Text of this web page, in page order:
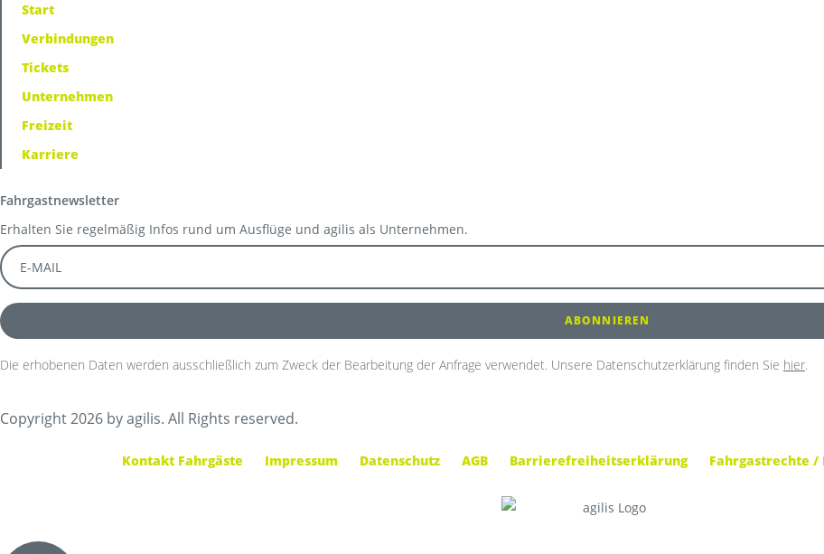
Start
Verbindungen
Tickets
Unternehmen
Freizeit
Karriere
Fahrgastnewsletter
Erhalten Sie regelmäßig Infos rund um Ausflüge und agilis als Unternehmen.
Die erhobenen Daten werden ausschließlich zum Zweck der Bearbeitung der Anfrage verwendet. Unsere Datenschutzerklärung finden Sie hier.
Copyright 2026 by agilis. All Rights reserved.
Kontakt Fahrgäste Impressum Datenschutz AGB Barrierefreiheitserklärung Fahrgastrechte /